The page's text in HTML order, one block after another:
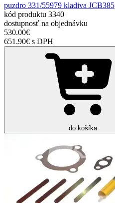
puzdro 331/55979 kladiva JCB385
kód produktu 3340
dostupnosť na objednávku
530.00€
651.90€ s DPH
do košíka